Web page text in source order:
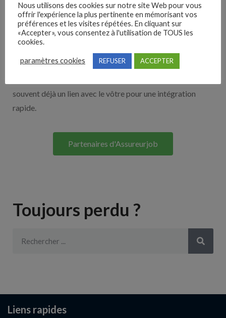
Nos solutions entreprises
Découvrez nos partenaires ! Moteurs de recherches,
multidiffuseurs, sites payant… nombreux sont nos
souvent déjà un lien avec le vôtre pour une intégration
rapide.
Partenaires d'Assureurjob
Toujours perdu ?
Liens rapides
Nous utilisons des cookies sur notre site Web pour vous
offrir l'expérience la plus pertinente en mémorisant vos
préférences et les visites répétées. En cliquant sur
«Accepter», vous consentez à l'utilisation de TOUS les
cookies.
paramètres cookies REFUSER ACCEPTER